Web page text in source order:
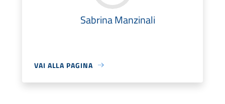
Sabrina Manzinali
VAI ALLA PAGINA